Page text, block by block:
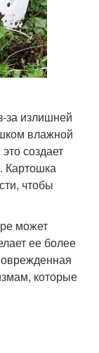
за излишней
влажной
создает
Картошка
чтобы
может
ее более
которые